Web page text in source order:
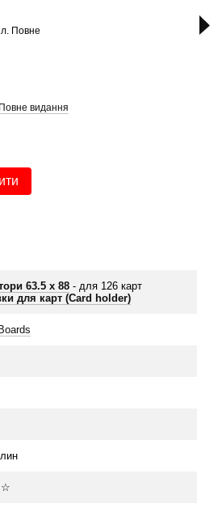
видання
63.5 х 88 - для 126 карт
для карт (Card holder)